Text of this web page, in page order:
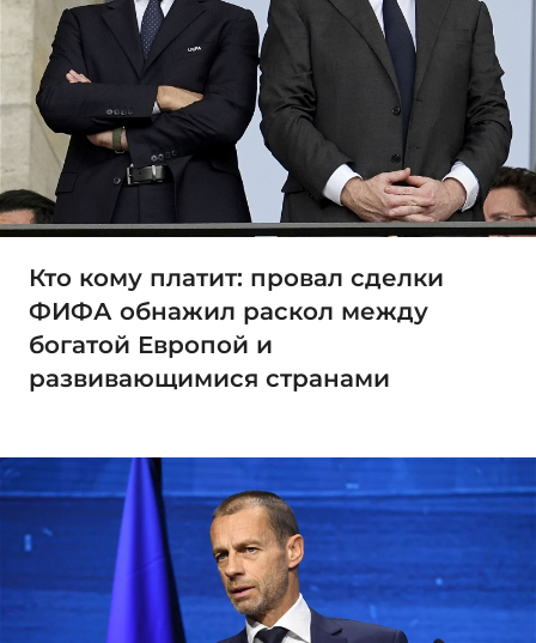
Кто кому платит: провал сделки
ФИФА обнажил раскол между
богатой Европой и
развивающимися странами